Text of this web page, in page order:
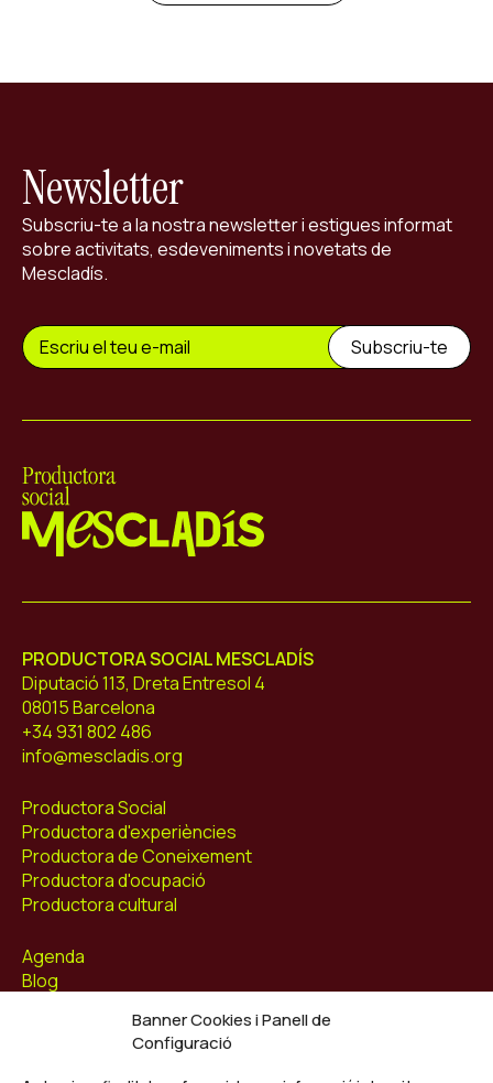
Banner Cookies i Panell de
Configuració
Newsletter
Subscriu-te a la nostra newsletter i estigues informat
sobre activitats, esdeveniments i novetats de
Mescladís.
PRODUCTORA SOCIAL MESCLADÍS
Diputació 113, Dreta Entresol 4
08015 Barcelona
+34 931 802 486
info@mescladis.org
Productora Social
Productora d'experiències
Productora de Coneixement
Productora d'ocupació
Productora cultural
Agenda
Blog